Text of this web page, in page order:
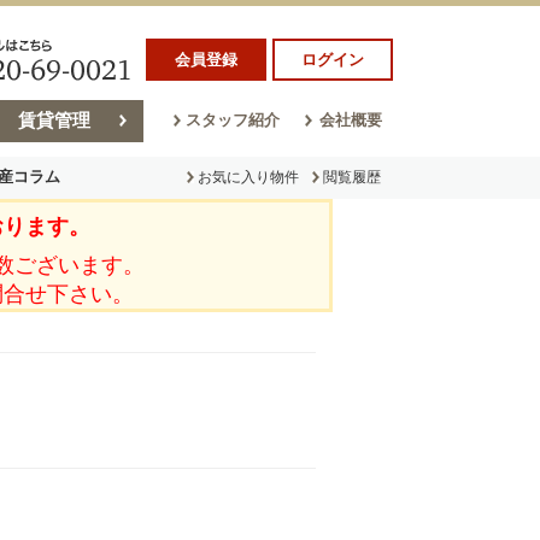
会員登録 ログイン
賃貸管理 スタッフ紹介 会社概要
コラム
ム
お気に入り物件 閲覧履歴
ます。
ざいます。
せ下さい。